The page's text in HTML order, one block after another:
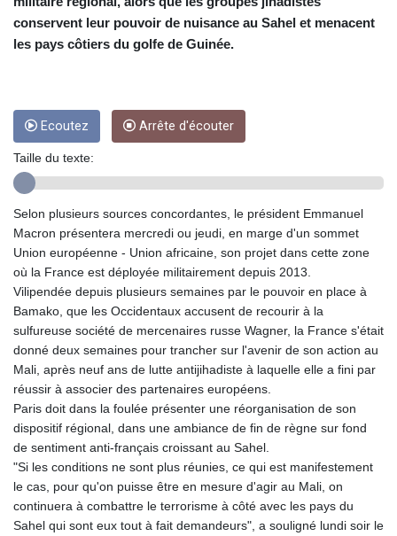
CZK 21.0489
EUR 0.86806
FJD 2.215901
GEL 2.615018
GGP 0.742819
GHS 11.776297
GIP 0.742819
GMD 73.99975
GNF
GTQ 7.644462
GYD 209.601111
HNL 26.852845
HRK 6.539003
HTG 130.990152
HUF 317.137974
conservent leur pouvoir de nuisance au Sahel et menacent
les pays côtiers du golfe de Guinée.
Ecoutez Arrête d'écouter
Taille du texte:
Selon plusieurs sources concordantes, le président Emmanuel
Macron présentera mercredi ou jeudi, en marge d'un sommet
Union européenne - Union africaine, son projet dans cette zone
où la France est déployée militairement depuis 2013.
Vilipendée depuis plusieurs semaines par le pouvoir en place à
Bamako, que les Occidentaux accusent de recourir à la
sulfureuse société de mercenaires russe Wagner, la France s'était
donné deux semaines pour trancher sur l'avenir de son action au
Mali, après neuf ans de lutte antijihadiste à laquelle elle a fini par
réussir à associer des partenaires européens.
Paris doit dans la foulée présenter une réorganisation de son
dispositif régional, dans une ambiance de fin de règne sur fond
de sentiment anti-français croissant au Sahel.
"Si les conditions ne sont plus réunies, ce qui est manifestement
le cas, pour qu'on puisse être en mesure d'agir au Mali, on
continuera à combattre le terrorisme à côté avec les pays du
Sahel qui sont eux tout à fait demandeurs", a souligné lundi soir le